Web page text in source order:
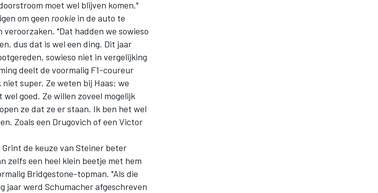
moet wel blijven komen."
om geen rookie in de auto te
"Dat hadden we sowieso
dus dat is wel een ding. Dit jaar
sowieso niet in vergelijking
deelt de voormalig F1-coureur
super. Ze weten bij Haas: we
goed. Ze willen zoveel mogelijk
ze dat ze er staan. Ik ben het wel
Zoals een Drugovich of een Victor
de keuze van Steiner beter
zelfs een heel klein beetje met hem
Bridgestone-topman. "Als die
jaar werd Schumacher afgeschreven